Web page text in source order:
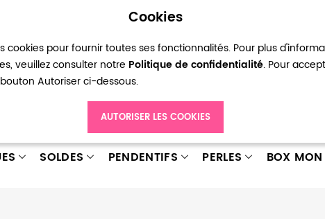
Cookies
cookies pour fournir toutes ses fonctionnalités. Pour plus
veuillez consulter notre Politique de confidentialité. Pour
Autoriser ci-dessous.
AUTORISER LES COOKIES
Ma liste d’envies Connexion
SOLDES PENDENTIFS PERLES BOX